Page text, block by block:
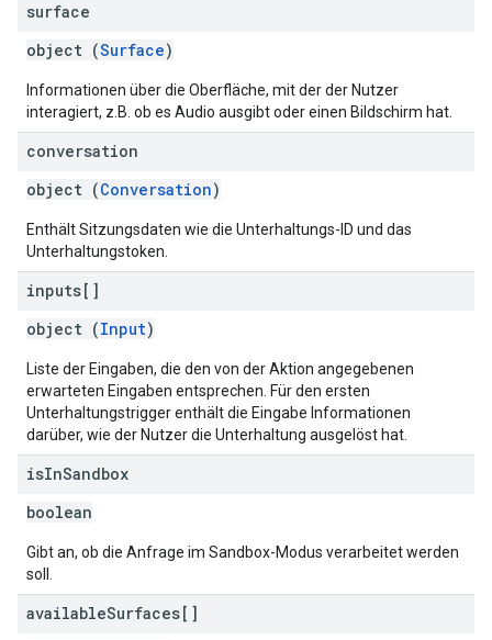
surface
object (Surface)
Informationen über die Oberfläche, mit der der Nutzer
interagiert, z.B. ob es Audio ausgibt oder einen Bildschirm hat.
conversation
object (Conversation)
Enthält Sitzungsdaten wie die Unterhaltungs-ID und das
Unterhaltungstoken.
inputs[]
object (Input)
Liste der Eingaben, die den von der Aktion angegebenen
erwarteten Eingaben entsprechen. Für den ersten
Unterhaltungstrigger enthält die Eingabe Informationen
darüber, wie der Nutzer die Unterhaltung ausgelöst hat.
isInSandbox
boolean
Gibt an, ob die Anfrage im Sandbox-Modus verarbeitet werden
soll.
availableSurfaces[]